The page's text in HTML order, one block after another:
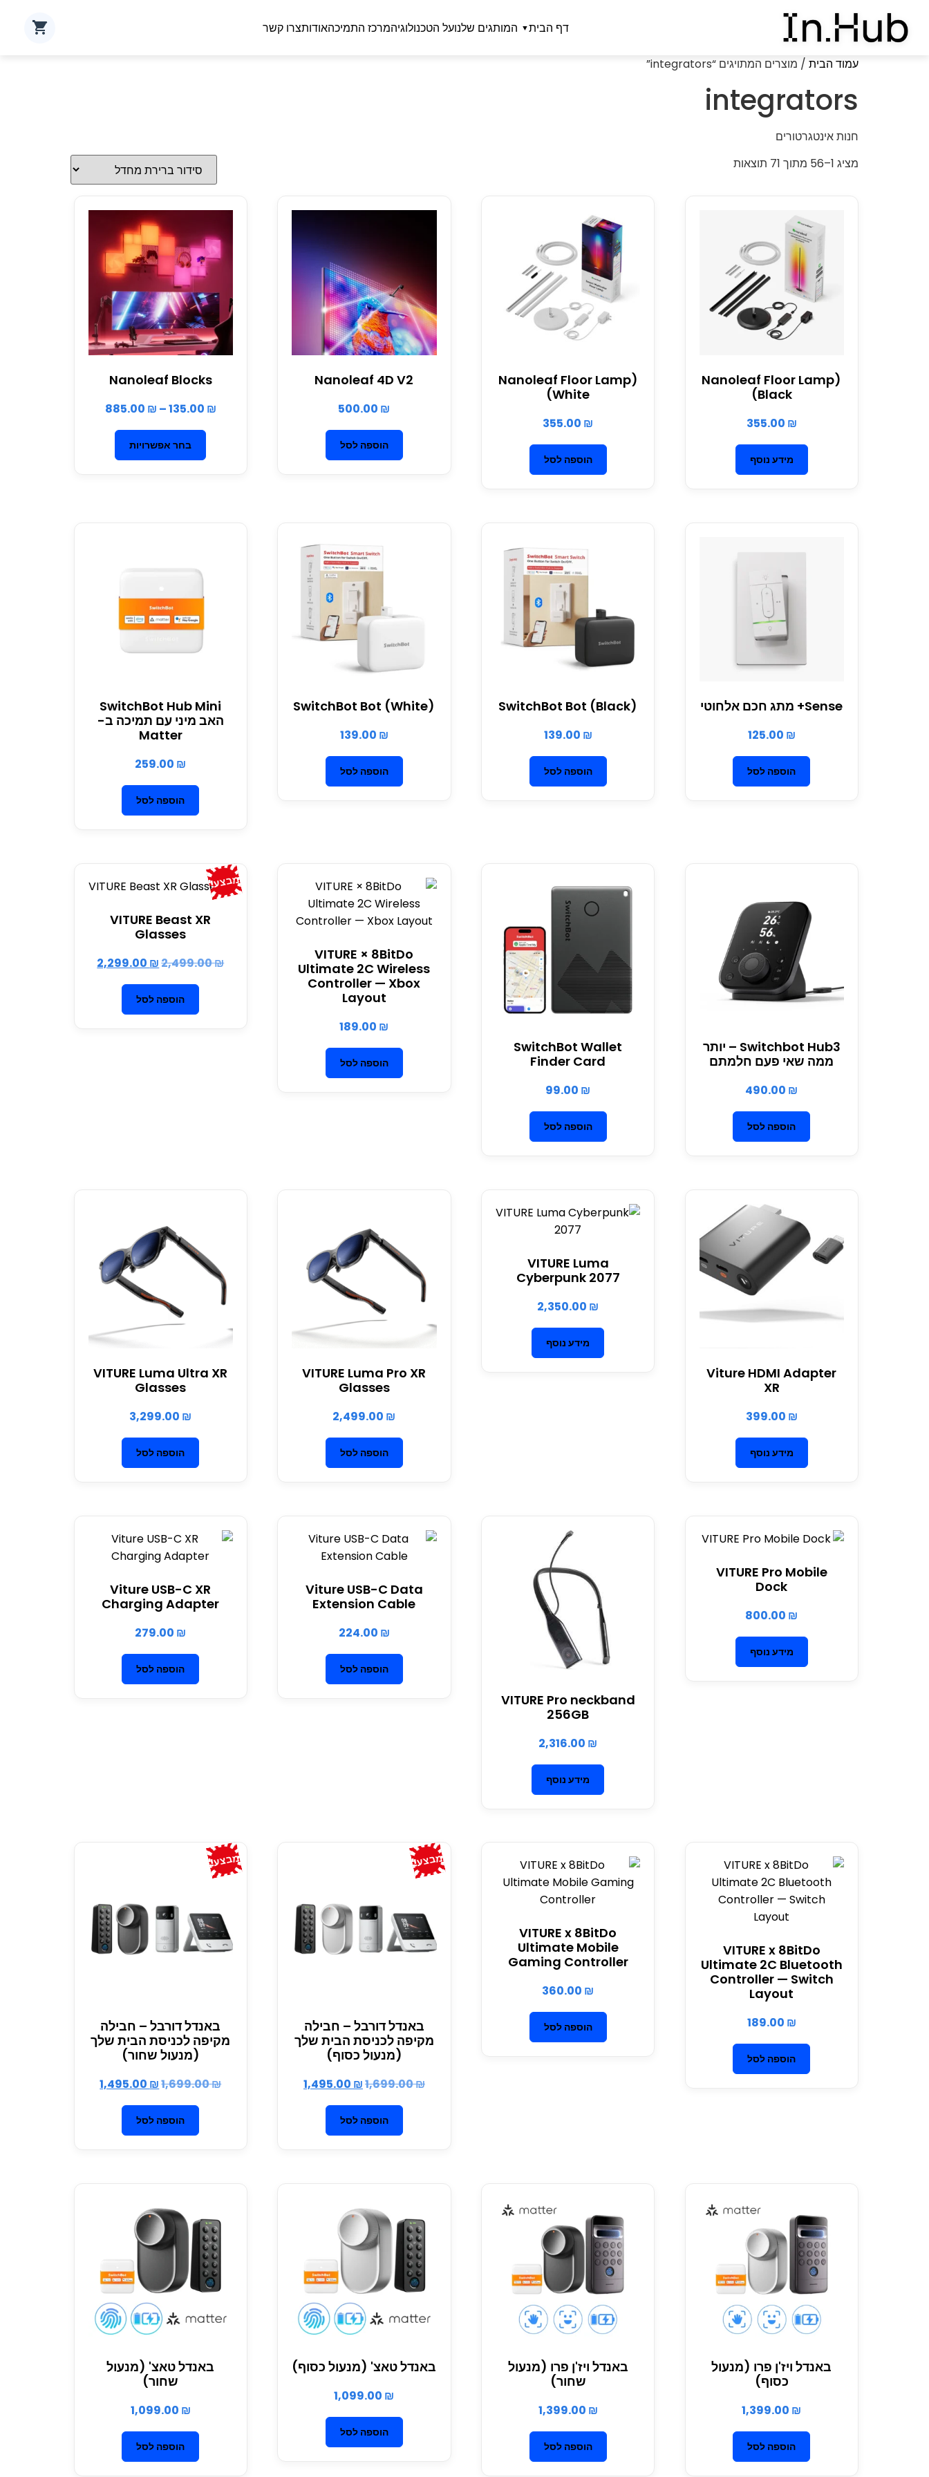
דף הבית המותגים שלנועל הטכנולוגיהמרכז התמיכהאודותצרו קשר
עמוד הבית / מוצרים המתויגים “integrators”
integrators
חנות אינטגרטורים
מציג 1–56 מתוך 71 תוצאות
(Nanoleaf Floor Lamp
(Black
355.00 ₪
מידע נוסף
(Nanoleaf Floor Lamp
(White
355.00 ₪
הוספה לסל
Nanoleaf 4D V2
500.00 ₪
הוספה לסל
Nanoleaf Blocks
135.00 ₪
–
885.00 ₪
בחר אפשרויות
Sense+ מתג חכם אלחוטי
125.00 ₪
הוספה לסל
SwitchBot Bot (Black)
139.00 ₪
הוספה לסל
SwitchBot Bot (White)
139.00 ₪
הוספה לסל
SwitchBot Hub Mini
האב מיני עם תמיכה ב-
Matter
259.00 ₪
הוספה לסל
Switchbot Hub3 – יותר
ממה שאי פעם חלמתם
490.00 ₪
הוספה לסל
SwitchBot Wallet
Finder Card
99.00 ₪
הוספה לסל
VITURE × 8BitDo
Ultimate 2C Wireless
Controller — Xbox
Layout
189.00 ₪
הוספה לסל
מבצע!
VITURE Beast XR
Glasses
2,499.00₪
2,299.00 ₪
הוספה לסל
Viture HDMI Adapter
XR
399.00 ₪
מידע נוסף
VITURE Luma
Cyberpunk 2077
2,350.00 ₪
מידע נוסף
VITURE Luma Pro XR
Glasses
2,499.00 ₪
הוספה לסל
VITURE Luma Ultra XR
Glasses
3,299.00 ₪
הוספה לסל
VITURE Pro Mobile
Dock
800.00 ₪
מידע נוסף
VITURE Pro neckband
256GB
2,316.00 ₪
מידע נוסף
Viture USB-C Data
Extension Cable
224.00 ₪
הוספה לסל
Viture USB-C XR
Charging Adapter
279.00 ₪
הוספה לסל
VITURE x 8BitDo
Ultimate 2C Bluetooth
Controller — Switch
Layout
189.00 ₪
הוספה לסל
VITURE x 8BitDo
Ultimate Mobile
Gaming Controller
360.00 ₪
הוספה לסל
מבצע!
באנדל דורבל – חבילה
מקיפה לכניסת הבית שלך
(מנעול כסוף)
1,699.00₪
1,495.00 ₪
הוספה לסל
מבצע!
באנדל דורבל – חבילה
מקיפה לכניסת הבית שלך
(מנעול שחור)
1,699.00₪
1,495.00 ₪
הוספה לסל
באנדל ויז'ן פרו (מנעול
כסוף)
1,399.00 ₪
הוספה לסל
באנדל ויז'ן פרו (מנעול
שחור)
1,399.00 ₪
הוספה לסל
באנדל טאצ' (מנעול כסוף)
1,099.00 ₪
הוספה לסל
באנדל טאצ' (מנעול
שחור)
1,099.00 ₪
הוספה לסל